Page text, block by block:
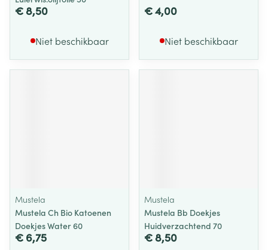
€ 8,50
Niet beschikbaar
€ 4,00
Niet beschikbaar
Mustela
Mustela Ch Bio Katoenen
Doekjes Water 60
€ 6,75
Mustela
Mustela Bb Doekjes
Huidverzachtend 70
€ 8,50